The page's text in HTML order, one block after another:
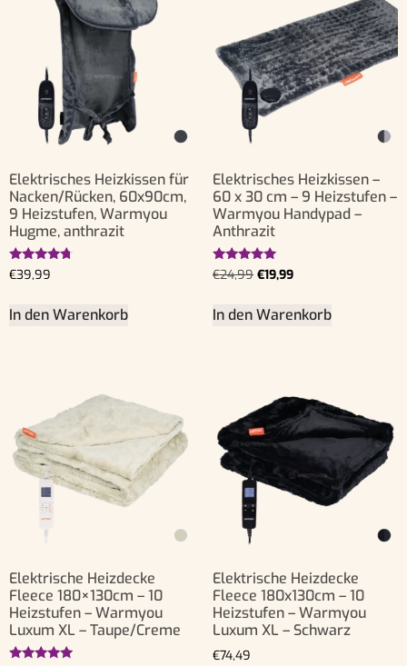
Elektrisches Heizkissen für
Nacken/Rücken, 60x90cm,
9 Heizstufen, Warmyou
Hugme, anthrazit
Bewertet
mit
von 5
€39,99
In den Warenkorb
Elektrisches Heizkissen –
60 x 30 cm – 9 Heizstufen –
Warmyou Handypad –
Anthrazit
Bewertet
mit
von 5
€24,99 €19,99
In den Warenkorb
Elektrische Heizdecke
Fleece 180×130cm – 10
Heizstufen – Warmyou
Luxum XL – Taupe/Creme
Elektrische Heizdecke
Fleece 180x130cm – 10
Heizstufen – Warmyou
Luxum XL – Schwarz
€74,49